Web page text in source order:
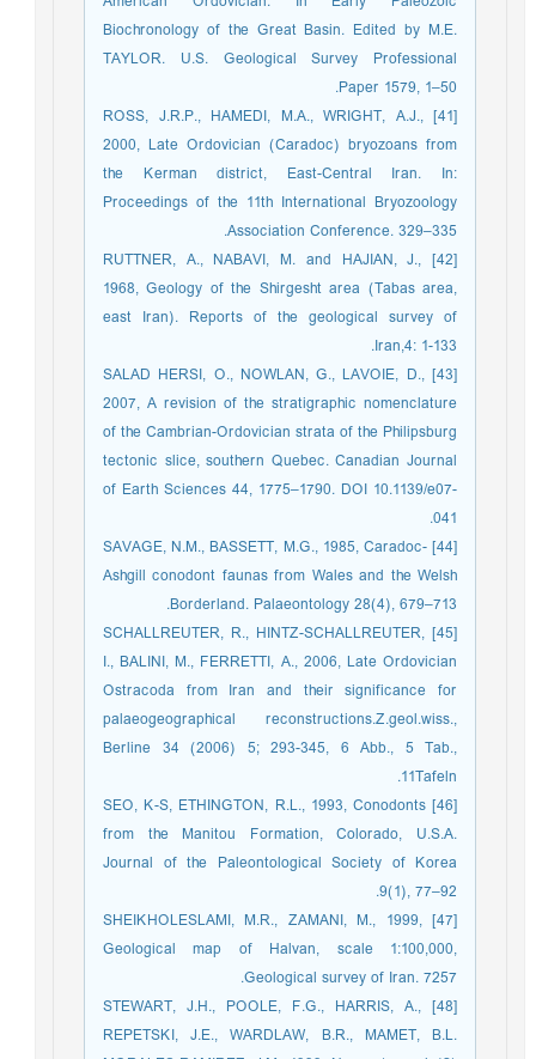
Biochronology of the Great Basin. Edited by M.E.
TAYLOR. U.S. Geological Survey Professional
Paper 1579, 1–50.
[41] ROSS, J.R.P., HAMEDI, M.A., WRIGHT, A.J.,
2000, Late Ordovician (Caradoc) bryozoans from
the Kerman district, East-Central Iran. In:
Proceedings of the 11th International Bryozoology
Association Conference. 329–335.
[42] RUTTNER, A., NABAVI, M. and HAJIAN, J.,
1968, Geology of the Shirgesht area (Tabas area,
east Iran). Reports of the geological survey of
Iran,4: 1-133.
[43] SALAD HERSI, O., NOWLAN, G., LAVOIE, D.,
2007, A revision of the stratigraphic nomenclature
of the Cambrian-Ordovician strata of the Philipsburg
tectonic slice, southern Quebec. Canadian Journal
of Earth Sciences 44, 1775–1790. DOI 10.1139/e07-
041.
[44] SAVAGE, N.M., BASSETT, M.G., 1985, Caradoc-
Ashgill conodont faunas from Wales and the Welsh
Borderland. Palaeontology 28(4), 679–713.
[45] SCHALLREUTER, R., HINTZ-SCHALLREUTER,
I., BALINI, M., FERRETTI, A., 2006, Late Ordovician
Ostracoda from Iran and their significance for
palaeogeographical reconstructions.Z.geol.wiss.,
Berline 34 (2006) 5; 293-345, 6 Abb., 5 Tab.,
11Tafeln.
[46] SEO, K-S, ETHINGTON, R.L., 1993, Conodonts
from the Manitou Formation, Colorado, U.S.A.
Journal of the Paleontological Society of Korea
9(1), 77–92.
[47] SHEIKHOLESLAMI, M.R., ZAMANI, M., 1999,
Geological map of Halvan, scale 1:100,000,
Geological survey of Iran. 7257.
[48] STEWART, J.H., POOLE, F.G., HARRIS, A.,
REPETSKI, J.E., WARDLAW, B.R., MAMET, B.L.